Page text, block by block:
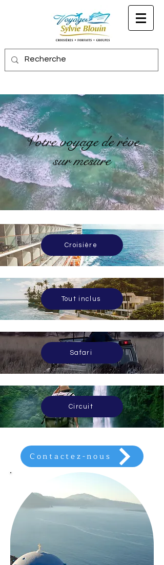
Votre voyage de rêve
sur mesure
Croisière
Tout inclus
Safari
Circuit
Contactez-nous